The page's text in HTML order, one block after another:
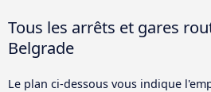
Tous les arrêts et gares
Belgrade
Le plan ci-dessous vous indique